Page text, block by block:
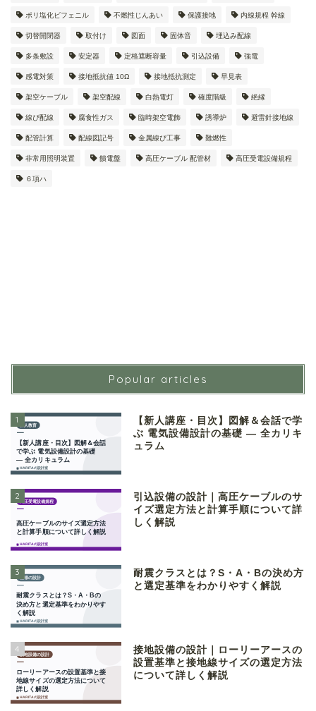
ポリ塩化ビフェニル 不燃性じんあい 保護接地 内線規程 幹線
切替開閉器 取付け 図面 固体音 埋込み配線
多条敷設 安定器 定格遮断容量 引込設備 強電
感電対策 接地抵抗値 10Ω 接地抵抗測定 早見表
架空ケーブル 架空配線 白熱電灯 確度階級 絶縁
線ぴ配線 腐食性ガス 臨時架空電飾 誘導炉 避雷針接地線
配管計算 配線図記号 金属線ぴ工事 難燃性
非常用照明装置 饋電盤 高圧ケーブル 配管材 高圧受電設備規程
６項ハ
Popular articles
1
【新人講座・目次】図解＆会話で学
ぶ 電気設備設計の基礎 ― 全カリキ
ュラム
2
引込設備の設計｜高圧ケーブルのサ
イズ選定方法と計算手順について詳
しく解説
3
耐震クラスとは？S・A・Bの決め方
と選定基準をわかりやすく解説
4
接地設備の設計｜ローリーアースの
設置基準と接地線サイズの選定方法
について詳しく解説